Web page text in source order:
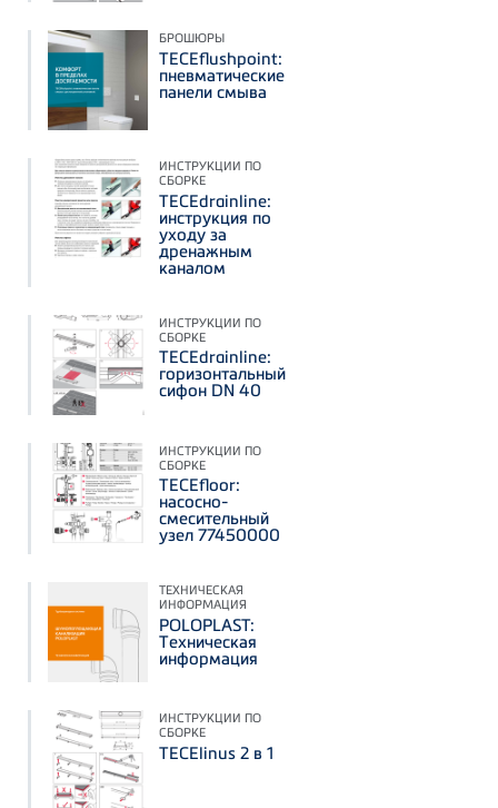
БРОШЮРЫ
TECEflushpoint:
пневматические
панели смыва
ИНСТРУКЦИИ ПО
СБОРКЕ
TECEdrainline:
инструкция по
уходу за
дренажным
каналом
ИНСТРУКЦИИ ПО
СБОРКЕ
TECEdrainline:
горизонтальный
сифон DN 40
ИНСТРУКЦИИ ПО
СБОРКЕ
TECEfloor:
насосно-
смесительный
узел 77450000
ТЕХНИЧЕСКАЯ
ИНФОРМАЦИЯ
POLOPLAST:
Техническая
информация
ИНСТРУКЦИИ ПО
СБОРКЕ
TECElinus 2 в 1